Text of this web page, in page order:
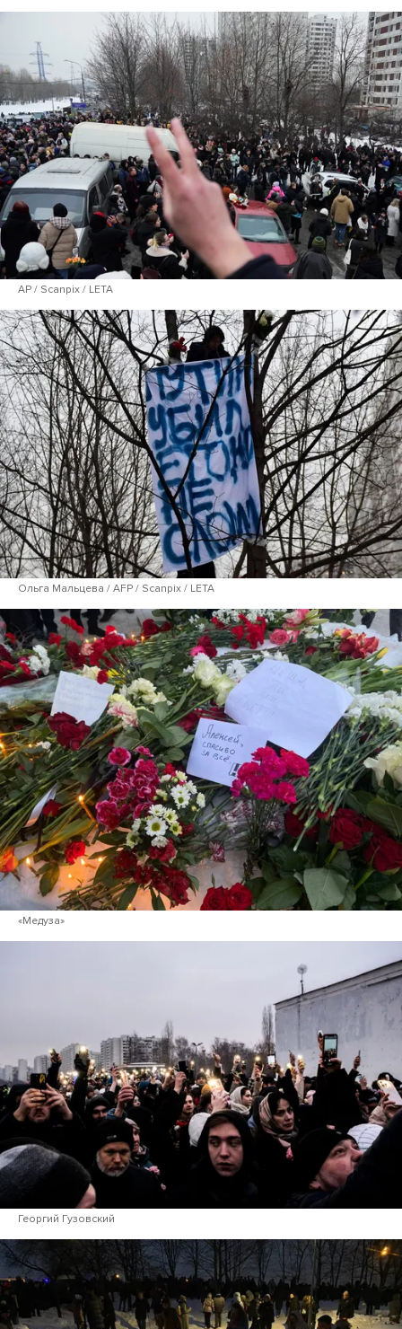
AP / Scanpix / LETA
Ольга Мальцева / AFP / Scanpix / LETA
«Медуза»
Георгий Гузовский